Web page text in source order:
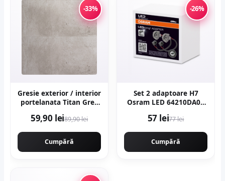
-33%
Gresie exterior / interior
portelanata Titan Grey
rectificata aspect
59,90 lei89,90 lei
Cumpără
-26%
Set 2 adaptoare H7
Osram LED 64210DA08
57 lei77 lei
Cumpără